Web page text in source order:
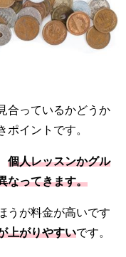
合っているかどうか
ポイントです。
個人レッスンかグル
なってきます。
うが料金が高いです
上がりやすいです。